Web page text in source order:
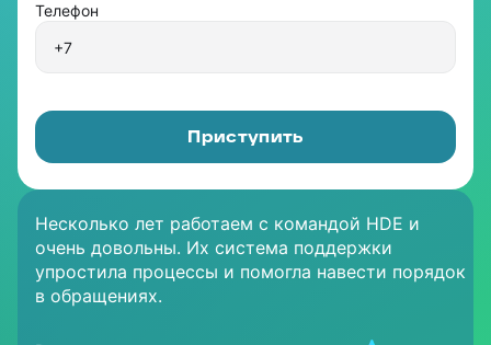
Несколько лет работаем с командой HDE и
очень довольны. Их система поддержки
упростила процессы и помогла навести порядок
в обращениях.
Телефон
Приступить